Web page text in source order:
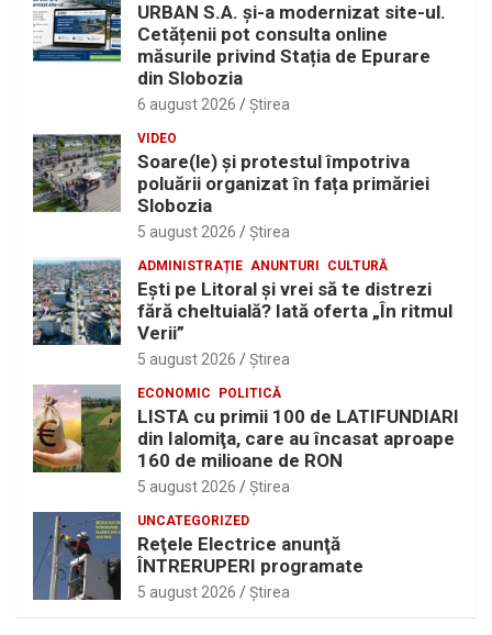
URBAN S.A. și-a modernizat site-ul.
Cetățenii pot consulta online
măsurile privind Stația de Epurare
din Slobozia
6 august 2026 Ştirea
VIDEO
Soare(le) și protestul împotriva
poluării organizat în fața primăriei
Slobozia
5 august 2026 Ştirea
ADMINISTRAȚIE ANUNTURI CULTURĂ
Eşti pe Litoral şi vrei să te distrezi
fără cheltuială? Iată oferta „În ritmul
Verii”
5 august 2026 Ştirea
ECONOMIC POLITICĂ
LISTA cu primii 100 de LATIFUNDIARI
din Ialomiţa, care au încasat aproape
160 de milioane de RON
5 august 2026 Ştirea
UNCATEGORIZED
Reţele Electrice anunţă
ÎNTRERUPERI programate
5 august 2026 Ştirea